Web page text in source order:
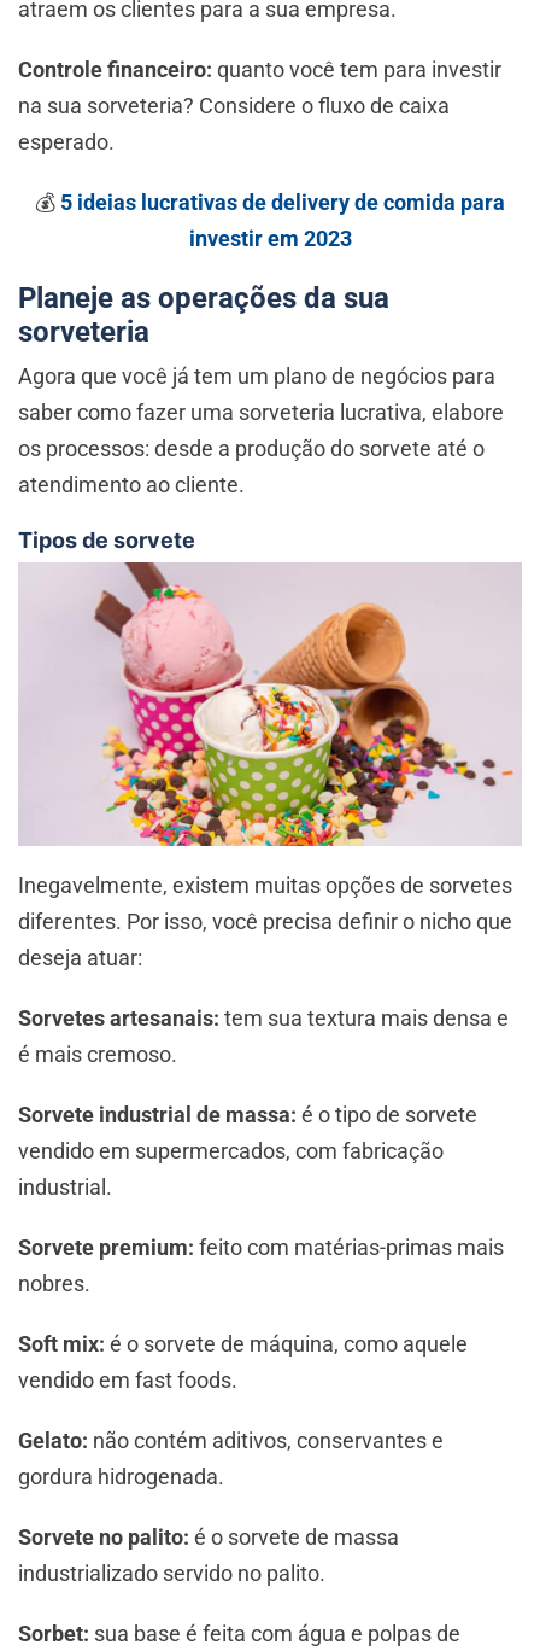
atraem os clientes para a sua empresa.
Controle financeiro: quanto você tem para investir
na sua sorveteria? Considere o fluxo de caixa
esperado.
💰 5 ideias lucrativas de delivery de comida para
investir em 2023
Planeje as operações da sua
sorveteria
Agora que você já tem um plano de negócios para
saber como fazer uma sorveteria lucrativa, elabore
os processos: desde a produção do sorvete até o
atendimento ao cliente.
Tipos de sorvete
Inegavelmente, existem muitas opções de sorvetes
diferentes. Por isso, você precisa definir o nicho que
deseja atuar:
Sorvetes artesanais: tem sua textura mais densa e
é mais cremoso.
Sorvete industrial de massa: é o tipo de sorvete
vendido em supermercados, com fabricação
industrial.
Sorvete premium: feito com matérias-primas mais
nobres.
Soft mix: é o sorvete de máquina, como aquele
vendido em fast foods.
Gelato: não contém aditivos, conservantes e
gordura hidrogenada.
Sorvete no palito: é o sorvete de massa
industrializado servido no palito.
Sorbet: sua base é feita com água e polpas de